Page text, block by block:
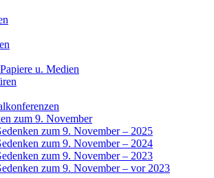
u. Medien
zum 9. November
zum 9. November – 2025
zum 9. November – 2024
zum 9. November – 2023
zum 9. November – vor 2023